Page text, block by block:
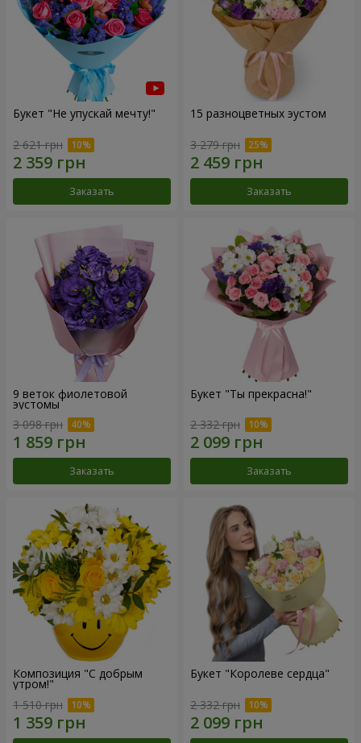
Букет "Не упускай мечту!"
2 621 грн
Заказать
15 разноцветных эустом
3 279 грн
Заказать
9 веток фиолетовой
эустомы
3 098 грн
Заказать
Букет "Ты прекрасна!"
2 332 грн
Заказать
Композиция "С добрым
утром!"
1 510 грн
Букет "Королеве сердца"
2 332 грн